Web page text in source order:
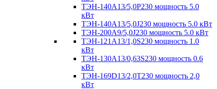
ТЭН-140А13/5,0Р230 мощность 5.0
кВт
ТЭН-140А13/5,0J230 мощность 5.0 кВт
ТЭН-200А9/5,0J230 мощность 5.0 кВт
ТЭН-121А13/1,0S230 мощность 1.0
кВт
ТЭН-130А13/0,63S230 мощность 0.6
кВт
ТЭН-169D13/2,0T230 мощность 2,0
кВт